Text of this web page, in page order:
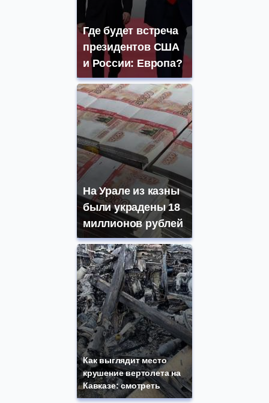
Где будет встреча
президентов США
и России: Европа?
На Урале из казны
были украдены 18
миллионов рублей
Как выглядит место
крушение вертолета на
Кавказе: смотреть